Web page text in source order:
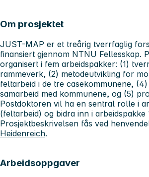
Om prosjektet
JUST-MAP er et treårig tverrfaglig
finansiert gjennom NTNU Fellesskap.
organisert i fem arbeidspakker: (1)
rammeverk, (2) metodeutvikling for
feltarbeid i de tre casekommunene,
samarbeid med kommunene, og (5)
Postdoktoren vil ha en sentral rolle i
(feltarbeid) og bidra inn i arbeidspakke
Prosjektbeskrivelsen fås ved
Heidenreich.
Arbeidsoppgaver